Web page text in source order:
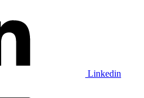
Linkedin